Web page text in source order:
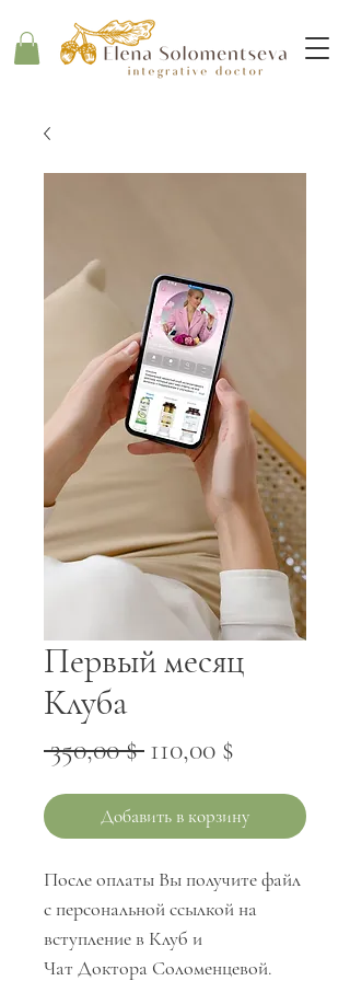
Первый месяц
Клуба
350,00 $ Обычная
110,00 $
Добавить в корзину
После оплаты Вы получите файл
с персональной ссылкой на
вступление в Клуб и
Чат Доктора Соломенцевой.